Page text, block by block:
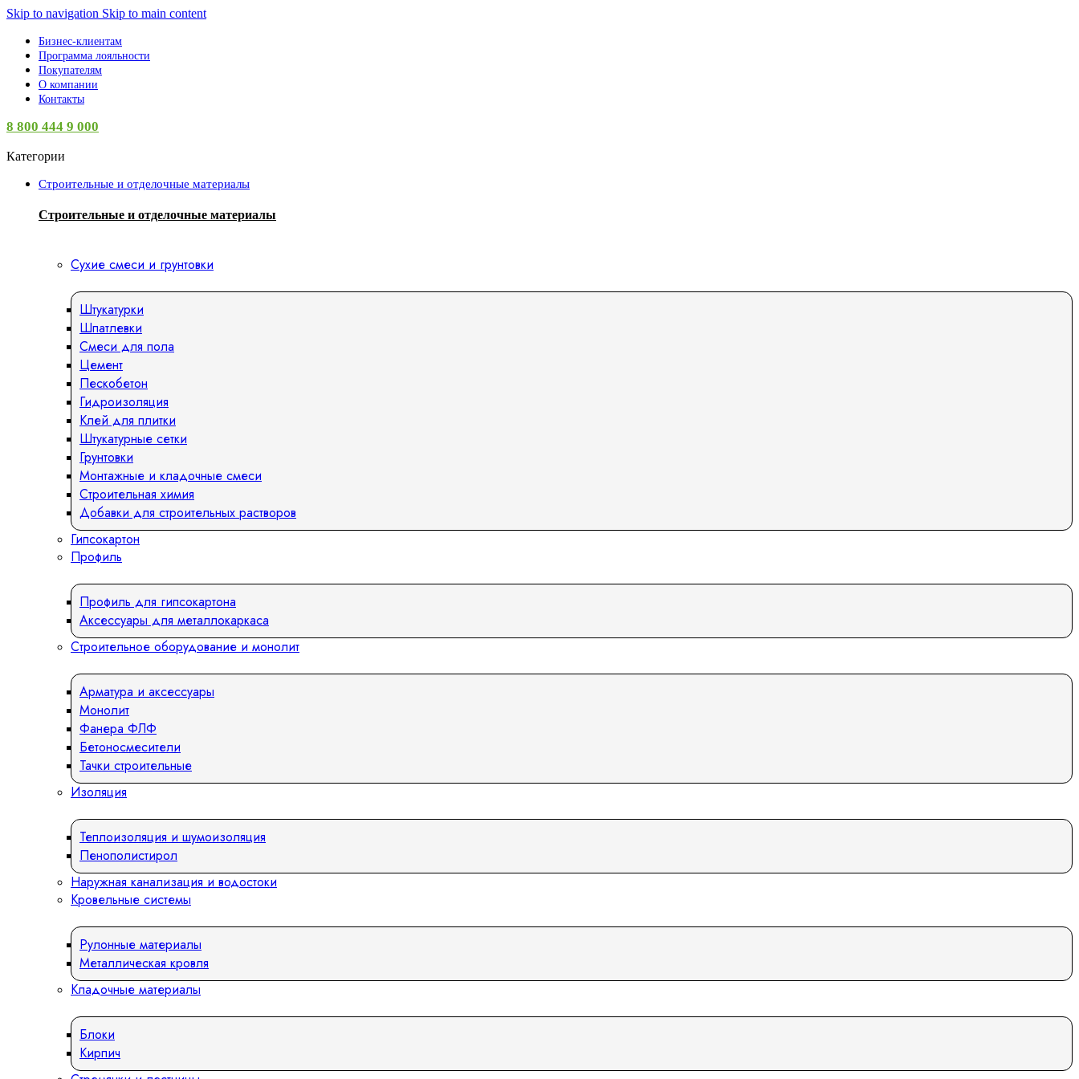
Skip to navigation Skip to main content
Бизнес-клиентам
Программа лояльности
Покупателям
О компании
Контакты
8 800 444 9 000
Категории
Строительные и отделочные материалы
Строительные и отделочные материалы
Сухие смеси и грунтовки
Штукатурки
Шпатлевки
Смеси для пола
Цемент
Пескобетон
Гидроизоляция
Клей для плитки
Штукатурные сетки
Грунтовки
Монтажные и кладочные смеси
Строительная химия
Добавки для строительных растворов
Гипсокартон
Профиль
Профиль для гипсокартона
Аксессуары для металлокаркаса
Строительное оборудование и монолит
Арматура и аксессуары
Монолит
Фанера ФЛФ
Бетоносмесители
Тачки строительные
Изоляция
Теплоизоляция и шумоизоляция
Пенополистирол
Наружная канализация и водостоки
Кровельные системы
Рулонные материалы
Металлическая кровля
Кладочные материалы
Блоки
Кирпич